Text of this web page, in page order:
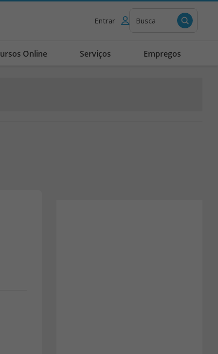
Entrar Busca
Online Serviços Empregos